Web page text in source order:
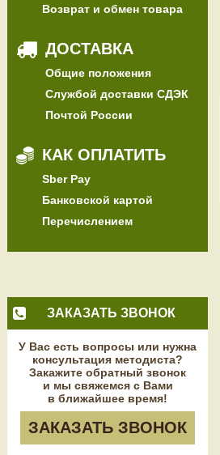
Возврат и обмен товара
ДОСТАВКА
Общие положения
Службой доставки СДЭК
Почтой России
КАК ОПЛАТИТЬ
Sber Pay
Банковской картой
Перечислением
ЗАКАЗАТЬ ЗВОНОК
У Вас есть вопросы или нужна
консультация методиста?
Закажите обратный звонок
и мы свяжемся с Вами
в ближайшее время!
ЗАКАЗАТЬ ЗВОНОК